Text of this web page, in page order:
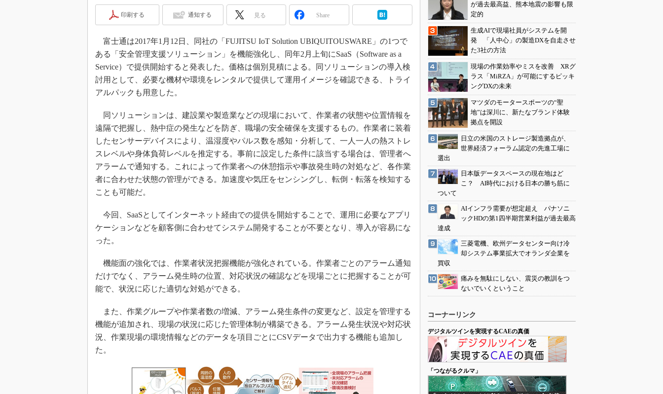
EdgeTech+
日本ものづくりワールド
AUTOMOTIVE WORLD
産業オープンネット展
ISO26262
3Dプリンタ
デジタルツインとCAE
S＆OP
製造業ビッグデータ
メイドインジャパン
植物工場
知財マネジメント
海外生産
制御セキュリティ
新型コロナへの対応
印刷する 通知する 見る Share
富士通は2017年1月12日、同社の「FUJITSU IoT Solution UBIQUITOUSWARE」の1つで
ある「安全管理支援ソリューション」を機能強化し、同年2月上旬にSaaS（Software as a
Service）で提供開始すると発表した。価格は個別見積による。同ソリューションの導入検
討用として、必要な機材や環境をレンタルで提供して運用イメージを確認できる、トライ
アルパックも用意した。
同ソリューションは、建設業や製造業などの現場において、作業者の状態や位置情報を
遠隔で把握し、熱中症の発生などを防ぎ、職場の安全確保を支援するもの。作業者に装着
したセンサーデバイスにより、温湿度やパルス数を感知・分析して、一人一人の熱ストレ
スレベルや身体負荷レベルを推定する。事前に設定した条件に該当する場合は、管理者へ
アラームで通知する。これによって作業者への休憩指示や事故発生時の対処など、各作業
者に合わせた状態の管理ができる。加速度や気圧をセンシングし、転倒・転落を検知する
ことも可能だ。
今回、SaaSとしてインターネット経由での提供を開始することで、運用に必要なアプリ
ケーションなどを顧客側に合わせてシステム開発することが不要となり、導入が容易にな
った。
機能面の強化では、作業者状況把握機能が強化されている。作業者ごとのアラーム通知
だけでなく、アラーム発生時の位置、対応状況の確認などを現場ごとに把握することが可
能で、状況に応じた適切な対処ができる。
また、作業グループや作業者数の増減、アラーム発生条件の変更など、設定を管理する
機能が追加され、現場の状況に応じた管理体制が構築できる。アラーム発生状況や対応状
況、作業現場の環境情報などのデータを項目ごとにCSVデータで出力する機能も追加し
た。
が過去最高益、熊本地震の影響も限
定的
生成AIで現場社員がシステムを開
発 「人中心」の製造DXを自走させ
た3社の方法
現場の作業効率やミスを改善 XRグ
ラス「MiRZA」が可能にするピッキ
ングDXの未来
マツダのモータースポーツの“聖
地”は深川に、新たなブランド体験
拠点を開設
日立の米国のストレージ製造拠点が、
世界経済フォーラム認定の先進工場に
選出
日本版データスペースの現在地はど
こ？ AI時代における日本の勝ち筋に
ついて
AIインフラ需要が想定超え パナソニ
ックHDの第1四半期営業利益が過去最高
達成
三菱電機、欧州データセンター向け冷
却システム事業拡大でオランダ企業を
買収
痛みを無駄にしない、震災の教訓をつ
ないでいくということ
コーナーリンク
デジタルツインを実現するCAEの真価
「つながるクルマ」